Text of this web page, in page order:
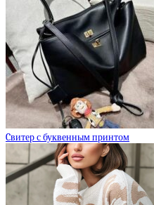
Cвитер с буквенным принтом